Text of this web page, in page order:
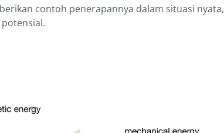
contoh penerapannya dalam situasi nyata,